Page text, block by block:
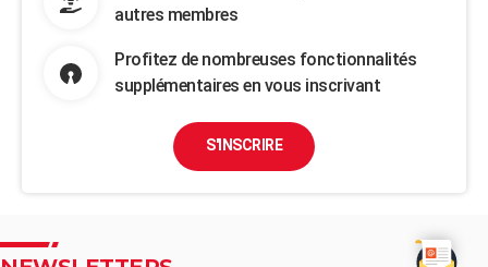
autres membres
Profitez de nombreuses fonctionnalités
supplémentaires en vous inscrivant
S'INSCRIRE